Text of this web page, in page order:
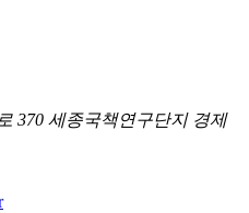
370 세종국책연구단지 경제